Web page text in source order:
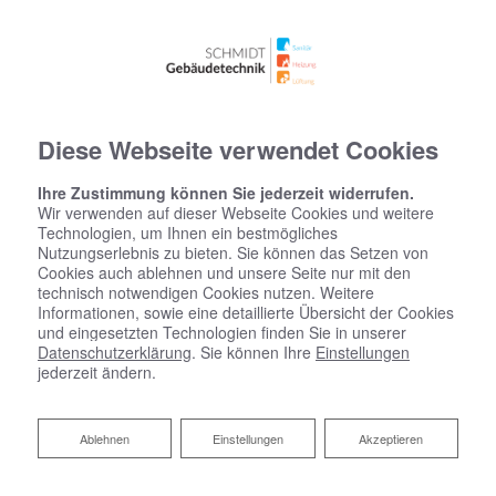
»Bad» Badinspiration & Musterbäder Basic-Bad 8,2 ㎡
Diese Webseite verwendet Cookies
Ihre Zustimmung können Sie jederzeit widerrufen.
Wir verwenden auf dieser Webseite Cookies und weitere
Technologien, um Ihnen ein bestmögliches
Nutzungserlebnis zu bieten. Sie können das Setzen von
Cookies auch ablehnen und unsere Seite nur mit den
technisch notwendigen Cookies nutzen. Weitere
Informationen, sowie eine detaillierte Übersicht der Cookies
und eingesetzten Technologien finden Sie in unserer
Datenschutzerklärung. Sie können Ihre Einstellungen
jederzeit ändern.
Akzeptieren
Einstellungen
Ablehnen
Ablehnen